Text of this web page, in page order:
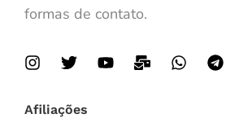
formas de contato.
Afiliações